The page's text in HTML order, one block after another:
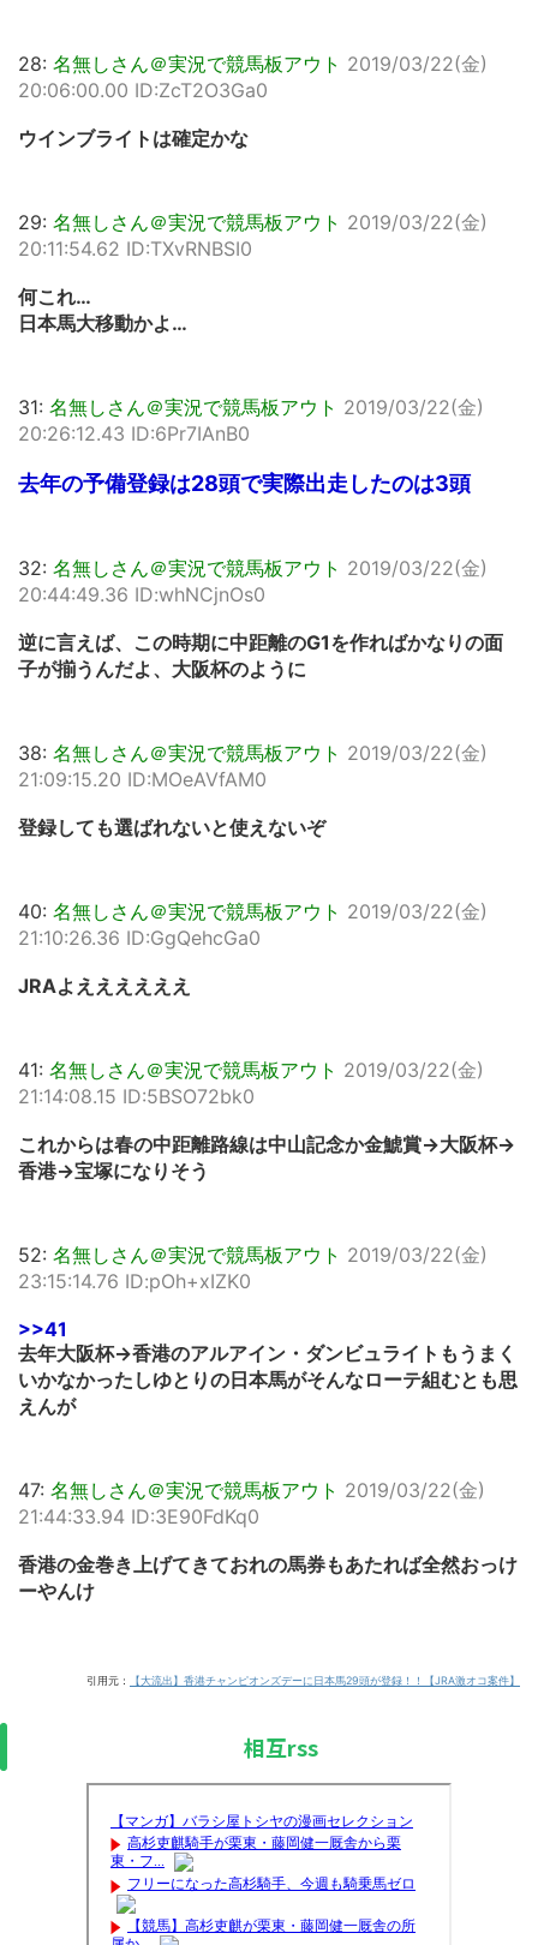
28: 名無しさん＠実況で競馬板アウト 2019/03/22(金)
20:06:00.00 ID:ZcT2O3Ga0
ウインブライトは確定かな
29: 名無しさん＠実況で競馬板アウト 2019/03/22(金)
20:11:54.62 ID:TXvRNBSI0
何これ…
日本馬大移動かよ…
31: 名無しさん＠実況で競馬板アウト 2019/03/22(金)
20:26:12.43 ID:6Pr7IAnB0
去年の予備登録は28頭で実際出走したのは3頭
32: 名無しさん＠実況で競馬板アウト 2019/03/22(金)
20:44:49.36 ID:whNCjnOs0
逆に言えば、この時期に中距離のG1を作ればかなりの面
子が揃うんだよ、大阪杯のように
38: 名無しさん＠実況で競馬板アウト 2019/03/22(金)
21:09:15.20 ID:MOeAVfAM0
登録しても選ばれないと使えないぞ
40: 名無しさん＠実況で競馬板アウト 2019/03/22(金)
21:10:26.36 ID:GgQehcGa0
JRAよええええええ
41: 名無しさん＠実況で競馬板アウト 2019/03/22(金)
21:14:08.15 ID:5BSO72bk0
これからは春の中距離路線は中山記念か金鯱賞→大阪杯→
香港→宝塚になりそう
52: 名無しさん＠実況で競馬板アウト 2019/03/22(金)
23:15:14.76 ID:pOh+xIZK0
>>41
去年大阪杯→香港のアルアイン・ダンビュライトもうまく
いかなかったしゆとりの日本馬がそんなローテ組むとも思
えんが
47: 名無しさん＠実況で競馬板アウト 2019/03/22(金)
21:44:33.94 ID:3E90FdKq0
香港の金巻き上げてきておれの馬券もあたれば全然おっけ
ーやんけ
引用元： 【大流出】香港チャンピオンズデーに日本馬29頭が登録！！【JRA激オコ案件】
相互rss